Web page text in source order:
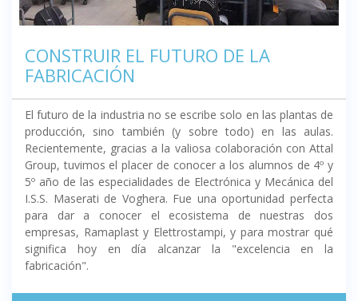
CONSTRUIR EL FUTURO DE LA
FABRICACIÓN
El futuro de la industria no se escribe solo en las plantas de
producción, sino también (y sobre todo) en las aulas.
Recientemente, gracias a la valiosa colaboración con Attal
Group, tuvimos el placer de conocer a los alumnos de 4º y
5º año de las especialidades de Electrónica y Mecánica del
I.S.S. Maserati de Voghera. Fue una oportunidad perfecta
para dar a conocer el ecosistema de nuestras dos
empresas, Ramaplast y Elettrostampi, y para mostrar qué
significa hoy en día alcanzar la "excelencia en la
fabricación".